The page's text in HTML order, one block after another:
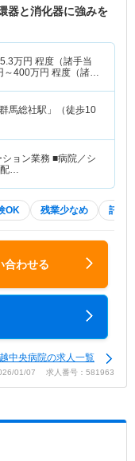
器と消化器に強みを
万円 程度（諸手当
～400万円 程度（諸手
馬総社駅」（徒歩10
ション業務 ■病院／シ
配…
OK 残業少なめ 託児
合わせる
中央病院の求人一覧
01/07 求人番号：581963